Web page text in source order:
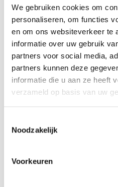
We gebruiken cookies om
personaliseren, om functies
en om ons websiteverkeer te
informatie over uw gebruik
partners voor social media,
partners kunnen deze
informatie die u aan ze heeft
verzameld op basis van uw
Noodzakelijk
Voorkeuren
Heeft u
Neem contact
Bekijk ook